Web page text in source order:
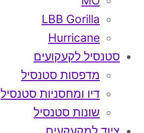
LBB Gorilla
Hurricane
סטנסיל לקעקועים
מדפסות סטנסיל
דיו ומחסניות סטנסיל
שונות סטנסיל